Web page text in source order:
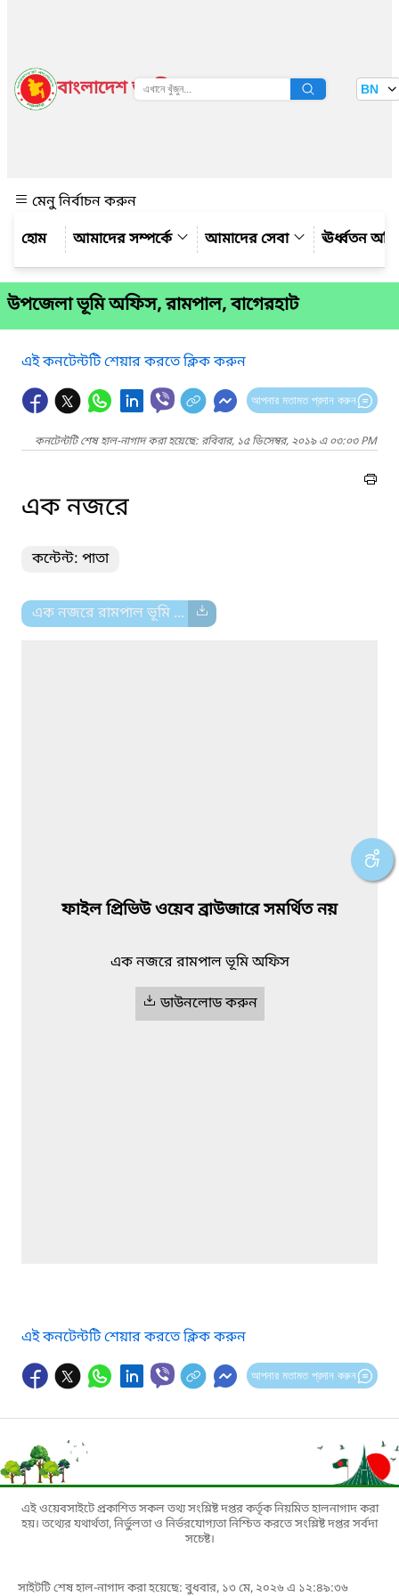
বাংলাদেশ জাতীয় তথ্য বাতায়ন BN
মেনু নির্বাচন করুন
আমাদের সম্পর্কে
আমাদের সেবা ঊর্ধ্বতন
উপজেলা ভূমি অফিস, রামপাল, বাগেরহাট
এই কনটেন্টটি শেয়ার করতে ক্লিক করুন
আপনার মতামত প্রদান করুন
কনটেন্টটি শেষ হাল-নাগাদ করা হয়েছে: রবিবার, ১৫ ডিসেম্বর, ২০১৯ এ ০৩:০৩ PM
এক নজরে
কন্টেন্ট: পাতা
এক নজরে রামপাল ভূমি ...
ফাইল প্রিভিউ ওয়েব ব্রাউজারে সমর্থিত নয়
এক নজরে রামপাল ভূমি অফিস
ডাউনলোড করুন
এই কনটেন্টটি শেয়ার করতে ক্লিক করুন
আপনার মতামত প্রদান করুন
এই ওয়েবসাইটে প্রকাশিত সকল তথ্য সংশ্লিষ্ট দপ্তর কর্তৃক নিয়মিত হালনাগাদ করা
হয়। তথ্যের যথার্থতা, নির্ভুলতা ও নির্ভরযোগ্যতা নিশ্চিত করতে সংশ্লিষ্ট দপ্তর সর্বদা
সচেষ্ট।
সাইটটি শেষ হাল-নাগাদ করা হয়েছে: বুধবার, ১৩ মে, ২০২৬ এ ১২:৪৯:৩৬